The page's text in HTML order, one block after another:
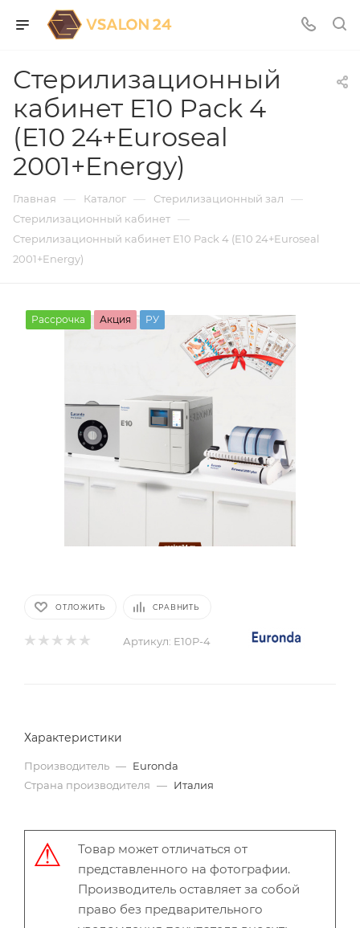
Стерилизационный
кабинет E10 Pack 4
(E10 24+Euroseal
2001+Energy)
Главная — Каталог — Стерилизационный зал —
Стерилизационный кабинет —
Стерилизационный кабинет E10 Pack 4 (E10 24+Euroseal
2001+Energy)
Рассрочка Акция РУ
ОТЛОЖИТЬ СРАВНИТЬ
Артикул: E10P-4
Характеристики
Производитель — Euronda
Страна производителя — Италия
Товар может отличаться от
представленного на фотографии.
Производитель оставляет за собой
право без предварительного